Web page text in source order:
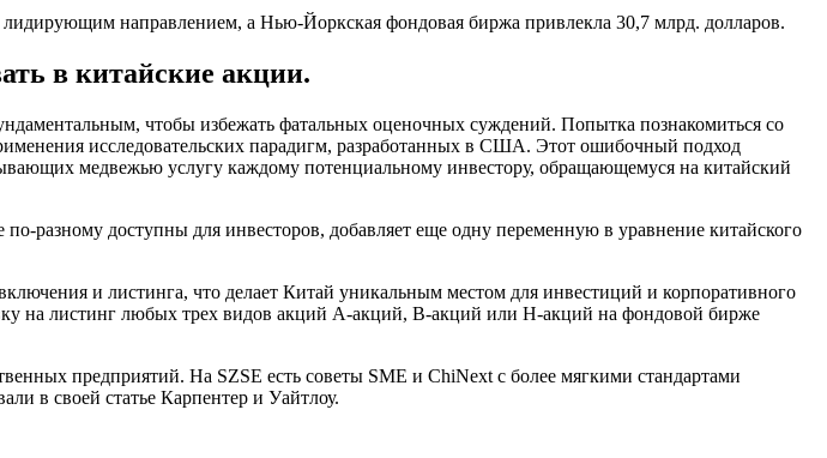
направлением, а Нью-Йоркская фондовая биржа привлекла 30,7 млрд. долларов.
в китайские акции.
чтобы избежать фатальных оценочных суждений. Попытка познакомиться со
исследовательских парадигм, разработанных в США. Этот ошибочный подход
медвежью услугу каждому потенциальному инвестору, обращающемуся на китайский
разному доступны для инвесторов, добавляет еще одну переменную в уравнение китайского
и листинга, что делает Китай уникальным местом для инвестиций и корпоративного
на листинг любых трех видов акций A-акций, B-акций или H-акций на фондовой бирже
предприятий. На SZSE есть советы SME и ChiNext с более мягкими стандартами
в своей статье Карпентер и Уайтлоу.